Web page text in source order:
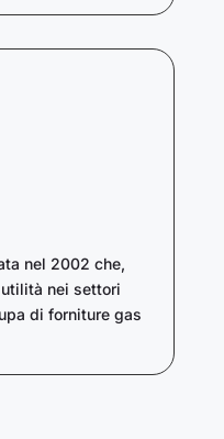
nel 2002 che,
nei settori
di forniture gas